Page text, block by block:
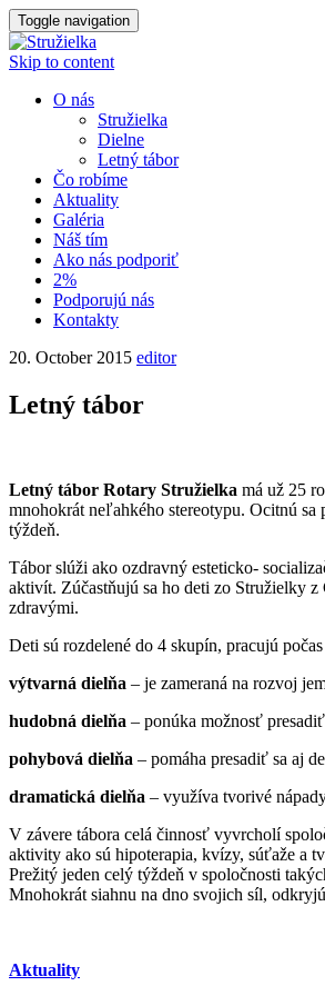
Toggle navigation
Skip to content
O nás
Stružielka
Dielne
Letný tábor
Čo robíme
Aktuality
Galéria
Náš tím
Ako nás podporiť
2%
Podporujú nás
Kontakty
20. October 2015 editor
Letný tábor
Letný tábor Rotary Stružielka má už 25
mnohokrát neľahkého stereotypu. Ocitnú
týždeň.
Tábor slúži ako ozdravný esteticko-
aktivít. Zúčastňujú sa ho deti zo Stružielky
zdravými.
Deti sú rozdelené do 4 skupín, pracujú
výtvarná dielňa – je zameraná na rozvoj
hudobná dielňa – ponúka možnosť
pohybová dielňa – pomáha presadiť sa aj
dramatická dielňa – využíva tvorivé
V závere tábora celá činnosť vyvrcholí
aktivity ako sú hipoterapia, kvízy, súťaže a
Prežitý jeden celý týždeň v spoločnosti
Mnohokrát siahnu na dno svojich síl,
Aktuality